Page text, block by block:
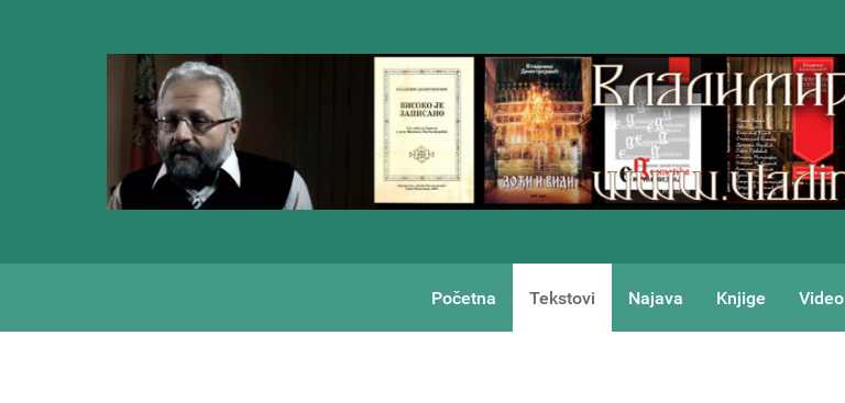
Početna Tekstovi Najava Knjige Video